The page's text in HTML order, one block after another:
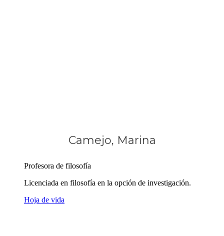
Camejo, Marina
Profesora de filosofía
Licenciada en filosofía en la opción de investigación.
Hoja de vida